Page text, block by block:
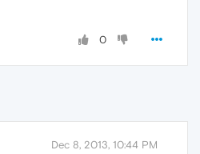
0
Dec 8, 2013, 10:44 PM